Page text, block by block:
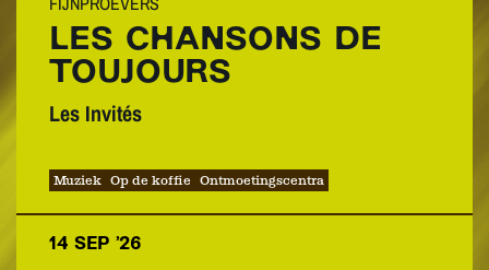
LES CHANSONS DE
TOUJOURS
Les Invités
Muziek Op de koffie Ontmoetingscentra
14 SEP ’26